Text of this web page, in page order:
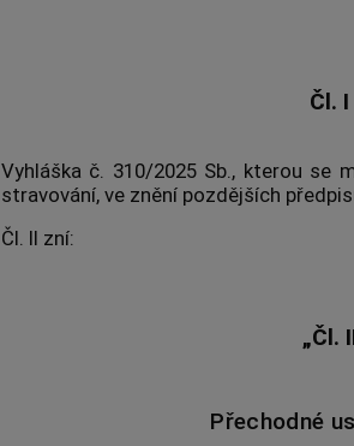
Čl. I
Vyhláška č. 310/2025 Sb., kterou se
stravování, ve znění pozdějších
Čl. II zní:
„Čl.
Přechodné